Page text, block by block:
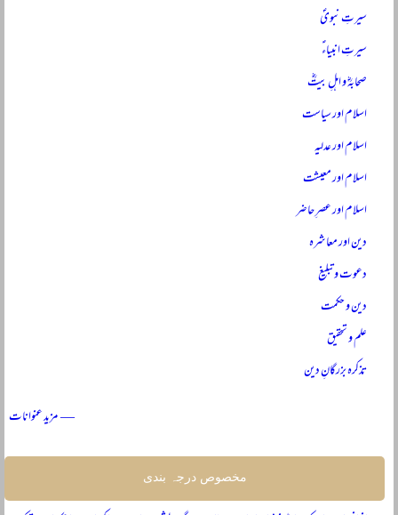
سیرتِ نبویؐ
سیرتِ انبیاءؑ
صحابہؓ و اہلِ بیتؓ
اسلام اور سیاست
اسلام اور عدلیہ
اسلام اور معیشت
اسلام اور عصرِ حاضر
دین اور معاشرہ
دعوت و تبلیغ
دین و حکمت
علم و تحقیق
تذکرہ بزرگانِ دین
— مزید عنوانات
مخصوص درجہ بندی